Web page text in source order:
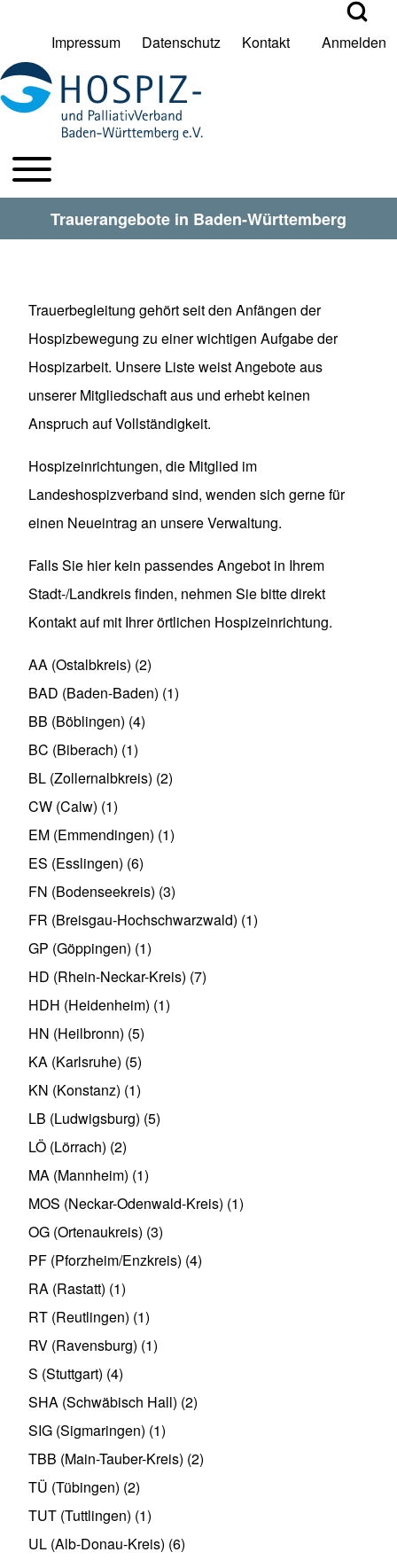
Suche Schließen
Suche
User account menu
Impressum Datenschutz Kontakt Anmelden
HPV BW Hauptmenu
Toggle main menu
Trauerangebote in Baden-Württemberg
Trauerbegleitung gehört seit den Anfängen der
Hospizbewegung zu einer wichtigen Aufgabe der
Hospizarbeit. Unsere Liste weist Angebote aus
unserer Mitgliedschaft aus und erhebt keinen
Anspruch auf Vollständigkeit.
Hospizeinrichtungen, die Mitglied im
Landeshospizverband sind, wenden sich gerne für
einen Neueintrag an unsere Verwaltung.
Falls Sie hier kein passendes Angebot in Ihrem
Stadt-/Landkreis finden, nehmen Sie bitte direkt
Kontakt auf mit Ihrerörtlichen Hospizeinrichtung.
AA (Ostalbkreis) (2)
BAD (Baden-Baden) (1)
BB (Böblingen) (4)
BC (Biberach) (1)
BL (Zollernalbkreis) (2)
CW (Calw) (1)
EM (Emmendingen) (1)
ES (Esslingen) (6)
FN (Bodenseekreis) (3)
FR (Breisgau-Hochschwarzwald) (1)
GP (Göppingen) (1)
HD (Rhein-Neckar-Kreis) (7)
HDH (Heidenheim) (1)
HN (Heilbronn) (5)
KA (Karlsruhe) (5)
KN (Konstanz) (1)
LB (Ludwigsburg) (5)
LÖ (Lörrach) (2)
MA (Mannheim) (1)
MOS (Neckar-Odenwald-Kreis) (1)
OG (Ortenaukreis) (3)
PF (Pforzheim/Enzkreis) (4)
RA (Rastatt) (1)
RT (Reutlingen) (1)
RV (Ravensburg) (1)
S (Stuttgart) (4)
SHA (Schwäbisch Hall) (2)
SIG (Sigmaringen) (1)
TBB (Main-Tauber-Kreis) (2)
TÜ (Tübingen) (2)
TUT (Tuttlingen) (1)
UL (Alb-Donau-Kreis) (6)